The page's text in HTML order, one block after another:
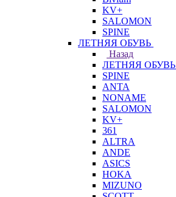
KV+
SALOMON
SPINE
ЛЕТНЯЯ ОБУВЬ
Назад
ЛЕТНЯЯ ОБУВЬ
SPINE
ANTA
NONAME
SALOMON
KV+
361
ALTRA
ANDE
ASICS
HOKA
MIZUNO